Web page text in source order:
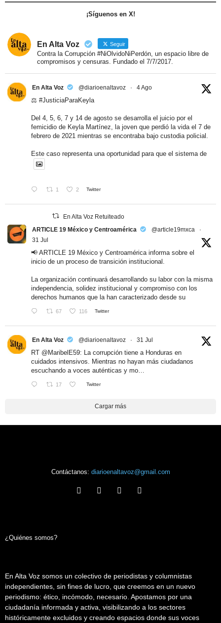
¡Síguenos en X!
En Alta Voz Seguir
Contra la Corrupción #NiOlvidoNiPerdón, un espacio libre de
compromisos y censuras. Fundado el 7/7/2017.
En Alta Voz @diarioenaltavoz · 4 Ago
⚖️ #JusticiaParaKeyla
Del 4, 5, 6, 7 y 14 de agosto se desarrolla el juicio por el
femicidio de Keyla Martínez, la joven que perdió la vida el 7 de
febrero de 2021 mientras se encontraba bajo custodia policial.
Este caso representa una oportunidad para que el sistema de
1 2 Twitter
En Alta Voz Retuiteado
ARTICLE 19 México y Centroamérica
@article19mxca
·
31 Jul
📢 ARTICLE 19 México y Centroamérica informa sobre el
inicio de un proceso de transición institucional.
La organización continuará desarrollando su labor con la misma
independencia, solidez institucional y compromiso con los
derechos humanos que la han caracterizado desde su
67 116 Twitter
En Alta Voz @diarioenaltavoz · 31 Jul
RT @MaribelE59: La corrupción tiene a Honduras en
cuidados intensivos. Mientras no hayan más ciudadanos
escuchando a voces auténticas y mo…
17 Twitter
Cargar más
Contáctanos: diarioenaltavoz@gmail.com
¿Quiénes somos?
En Alta Voz somos un colectivo de periodistas y columnistas
independientes, sin fines de lucro, que creemos en un nuevo
periodismo: ético, incómodo, necesario. Apostamos por una
ciudadanía informada y activa, visibilizando a los sectores
históricamente excluidos y creando espacios donde sus voces